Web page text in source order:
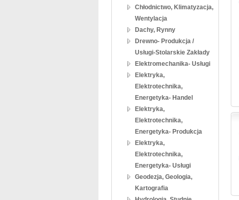
Chłodnictwo, Klimatyzacja,
Wentylacja
Dachy, Rynny
Drewno- Produkcja /
Usługi-Stolarskie Zakłady
Elektromechanika- Usługi
Elektryka,
Elektrotechnika,
Energetyka- Handel
Elektryka,
Elektrotechnika,
Energetyka- Produkcja
Elektryka,
Elektrotechnika,
Energetyka- Usługi
Geodezja, Geologia,
Kartografia